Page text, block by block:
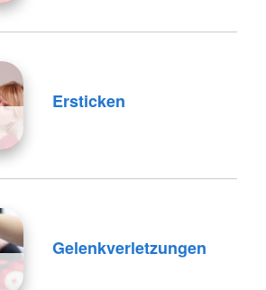
Ersticken
Gelenkverletzungen